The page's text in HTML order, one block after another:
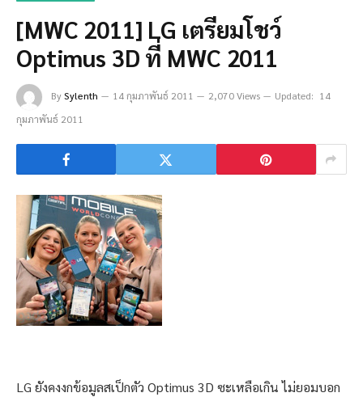
[MWC 2011] LG เตรียมโชว์
Optimus 3D ที่ MWC 2011
BySylenth 14 กุมภาพันธ์ 2011 2,070 Views Updated: 14
กุมภาพันธ์ 2011
LG ยังคงงกข้อมูลสเป็กตัว Optimus 3D ซะเหลือเกิน ไม่ยอมบอก